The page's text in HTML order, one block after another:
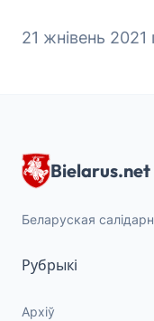
21 жнівень
Bielarus.net
Беларуская
Рубрыкі
Архіў